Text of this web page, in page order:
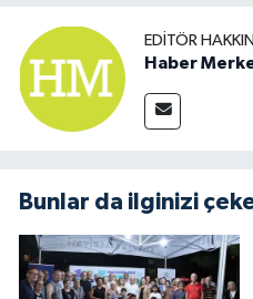
EDITÖR
Haber
Bunlar da ilginizi